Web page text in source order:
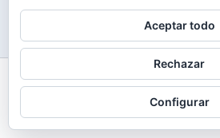
Todos los derechos ©
Aceptar todo
Rechazar
Configurar